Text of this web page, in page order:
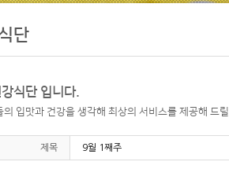
단
식단 입니다.
의 입맛과 건강을 생각해 최상의 서비스를 제공해 드
제목 9월 1째주